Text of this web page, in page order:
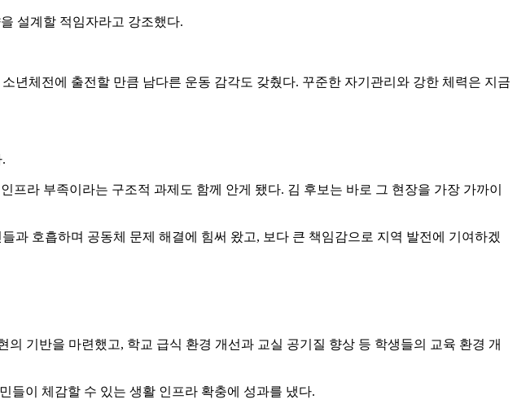
설계할 적임자라고 강조했다.
년체전에 출전할 만큼 남다른 운동 감각도 갖췄다. 꾸준한 자기관리와 강한 체력은 지금
라 부족이라는 구조적 과제도 함께 안게 됐다. 김 후보는 바로 그 현장을 가장 가까이
과 호흡하며 공동체 문제 해결에 힘써 왔고, 보다 큰 책임감으로 지역 발전에 기여하겠
기반을 마련했고, 학교 급식 환경 개선과 교실 공기질 향상 등 학생들의 교육 환경 개
들이 체감할 수 있는 생활 인프라 확충에 성과를 냈다.